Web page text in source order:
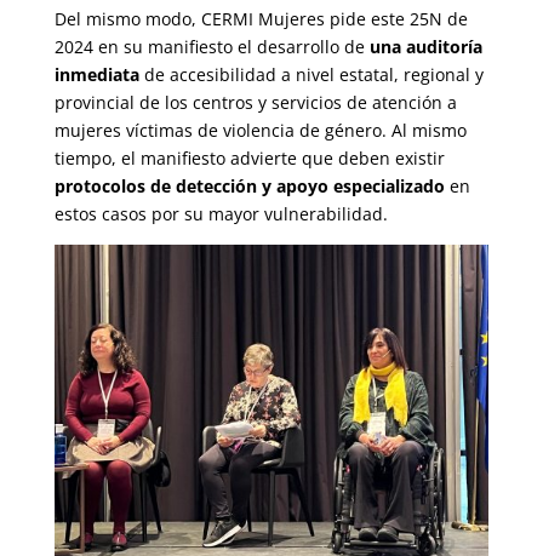
Del mismo modo, CERMI Mujeres pide este 25N de
2024 en su manifiesto el desarrollo de una auditoría
inmediatade accesibilidad a nivel estatal, regional y
provincial de los centros y servicios de atención a
mujeres víctimas de violencia de género. Al mismo
tiempo, el manifiesto advierte que deben existir
protocolos de detección y apoyo especializado en
estos casos por su mayor vulnerabilidad.